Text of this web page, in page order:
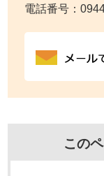
電話番号：
この